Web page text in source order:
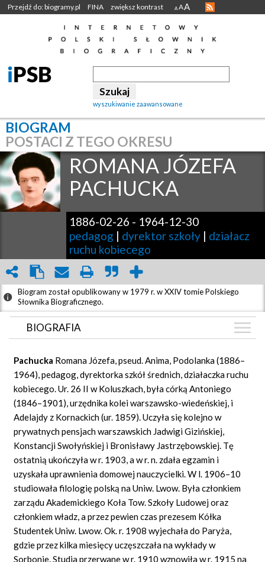
Przejdź do: biogramy.pl FINA zwiększ kontrast A AA
wyszukiwanie zaawansowane
BIOGRAM
POSTACI Z TEGO OKRESU
ROMANA JÓZEFA
PACHUCKA
1886-02-26 - 1964-12-30
pedagog | dyrektor szkoły | działacz
ruchu kobiecego
Biogram został opublikowany w 1979 r. w XXIV tomie Polskiego
Słownika Biograficznego.
BIOGRAFIA
ZDJĘCIA (1)
GRAF POWIĄZAŃ
DYSKUSJA
Mapa
Pachucka Romana Józefa, pseud. Anima, Podolanka (1886–
1964), pedagog, dyrektorka szkół średnich, działaczka ruchu
kobiecego. Ur. 26 II w Koluszkach, była córką Antoniego
(1846–1901), urzędnika kolei warszawsko-wiedeńskiej, i
Adelajdy z Kornackich (ur. 1859). Uczyła się kolejno w
prywatnych pensjach warszawskich Jadwigi Gizińskiej,
Konstancji Swołyńskiej i Bronisławy Jastrzębowskiej. Tę
ostatnią ukończyła w r. 1903, a w r. n. zdała egzamin i
uzyskała uprawnienia domowej nauczycielki. W l. 1906–10
studiowała filologię polską na Uniw. Lwow. Była członkiem
zarządu Akademickiego Koła Tow. Szkoły Ludowej oraz
członkiem władz, a przez pewien czas prezesem Kółka
Studentek Uniw. Lwow. Ok. r. 1908 wyjechała do Paryża,
gdzie przez kilka miesięcy uczęszczała na wykłady w
Sorbonie. Studia przerwane w r. 1910 wznowiła w r. 1915 na